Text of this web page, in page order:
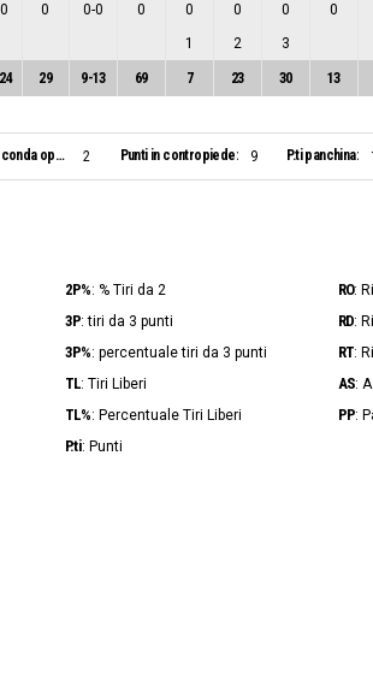
0 0 0-0 0 0 0 0 0
1 2 3
24 29 9-13 69 7 23 30 13
Punti da seconda opportunità: 2 Punti in contropiede: 9 P.ti panchina:
2P%: % Tiri da 2 RO:
3P: tiri da 3 punti RD:
3P%: percentuale tiri da 3 punti RT:
TL: Tiri Liberi AS:
TL%: Percentuale Tiri Liberi PP:
P.ti: Punti